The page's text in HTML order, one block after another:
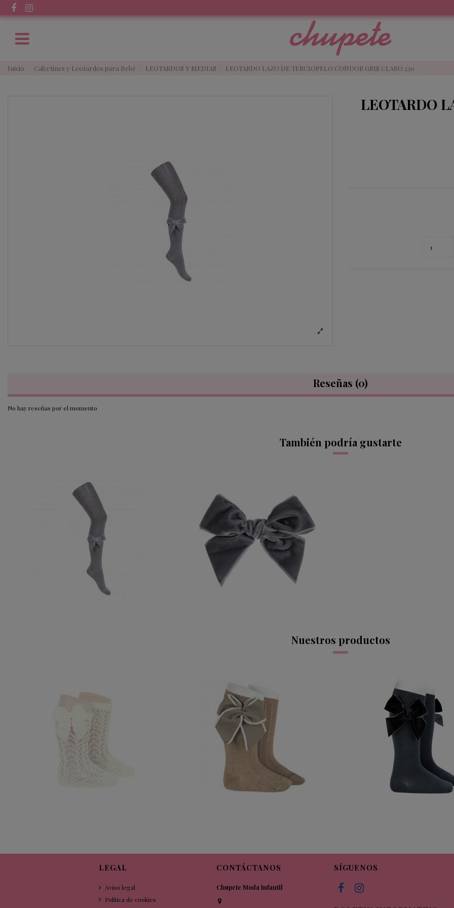
Inicio Calcetines y Leotardos para Bebé LEOTARDOS Y MEDIAS LEOTARDO LAZO DE TERCIOPELO CONDOR GRIS CLARO 230
LEOTARDO
Reseñas (0)
No hay reseñas por el momento
También podría gustarte
LEOTARDO LAZO DE TERCIOPELO
CONDOR GRIS CLARO 230
17,50 €
LAZO PICO PATO TERCIOPELO CONDOR
GRIS 230
5,95 €
Nuestros productos
CALCETIN CALADO ALTO CAVA LAZO
LATERAL GROGREM
12,95 €
LEGAL
Aviso legal
Política de cookies
CONTÁCTANOS
Chupete Moda Infantil
SÍGUENOS